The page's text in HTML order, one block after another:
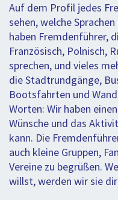
Auf dem Profil jedes
sehen, welche
haben Fremdenführer,
Französisch, Polnisch,
sprechen, und vieles
die Stadtrundgänge,
Bootsfahrten und
Worten: Wir haben
Wünsche und das
kann. Die
auch kleine Gruppen,
Vereine zu begrüßen.
willst, werden wir sie